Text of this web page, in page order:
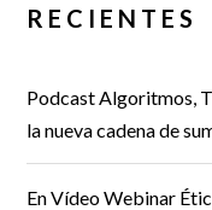
RECIENTES
Podcast Algoritmos,
la nueva cadena de
En Vídeo Webinar